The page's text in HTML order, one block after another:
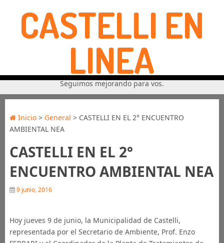
CASTELLI EN
LINEA
Seguimos mejorando para vos.
Inicio> General > CASTELLI EN EL 2° ENCUENTRO
AMBIENTAL NEA
CASTELLI EN EL 2°
ENCUENTRO AMBIENTAL NEA
9 junio, 2016
Hoy jueves 9 de junio, la Municipalidad de Castelli,
representada por el Secretario de Ambiente, Prof. Enzo